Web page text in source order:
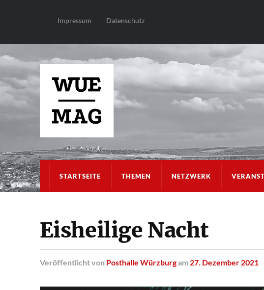
Impressum Datenschutz
STARTSEITE THEMEN NETZWERK
Eisheilige Nacht
Veröffentlichtvon Posthalle Würzburgam 27. Dezember 2021